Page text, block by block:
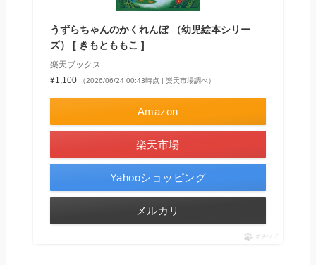
うずらちゃんのかくれんぼ （幼児絵本シリー
ズ） [ きもとももこ ]
楽天ブックス
¥1,100
（2026/06/24 00:43時点 | 楽天市場調べ）
Amazon
楽天市場
Yahooショッピング
メルカリ
ポチップ